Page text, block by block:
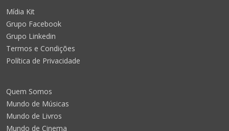
Mídia Kit
Grupo Facebook
Grupo Linkedin
Termos e Condições
Política de Privacidade
Quem Somos
Mundo de Músicas
Mundo de Livros
Mundo de Cinema